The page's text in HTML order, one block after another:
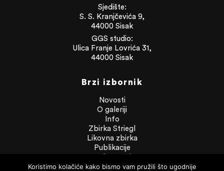
Sjedište:
S. S. Kranjčevića 9,
44000 Sisak
GGS studio:
Ulica Franje Lovrića 31,
44000 Sisak
Brzi izbornik
Novosti
O galeriji
Info
Zbirka Striegl
Likovna zbirka
Publikacije
Dokumenti
Koristimo kolačiće kako bismo vam pružili što ugodnije